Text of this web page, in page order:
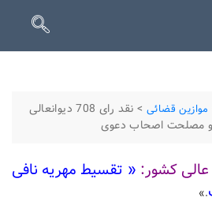
موازین قضائی >
نقد رای 708 دیوانعالی
مصلحت اصحاب دعوی
کشور: « تقسیط مهریه نافی
.»